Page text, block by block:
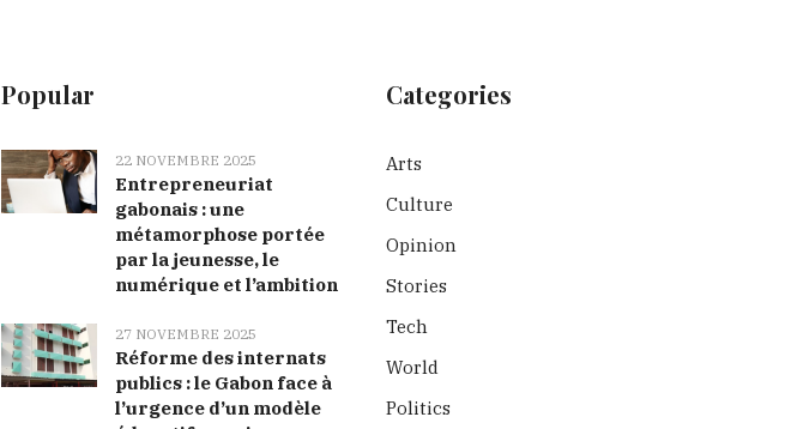
Popular
22 NOVEMBRE 2025
Entrepreneuriat
gabonais : une
métamorphose portée
par la jeunesse, le
numérique et l’ambition
27 NOVEMBRE 2025
Réforme des internats
publics : le Gabon face à
l’urgence d’un modèle
Categories
Arts
Culture
Opinion
Stories
Tech
World
Politics